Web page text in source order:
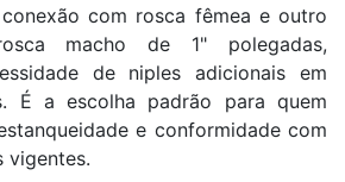
com rosca fêmea e outro
macho de 1" polegadas,
de niples adicionais em
É a escolha padrão para quem
e conformidade com
vigentes.